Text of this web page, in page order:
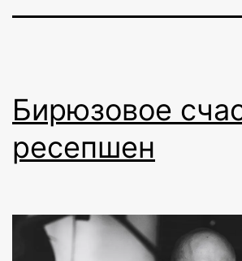
Бирюзовое
ресепшен